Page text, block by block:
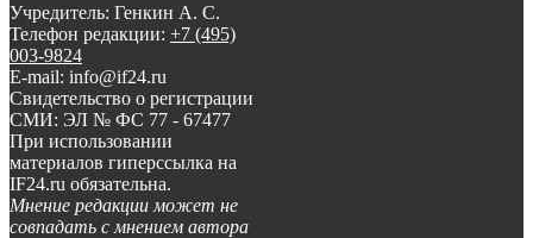
Учредитель: Генкин А. С.
Телефон редакции: +7 (495)
003-9824
E-mail: info@if24.ru
Свидетельство о регистрации
СМИ: ЭЛ № ФС 77 - 67477
При использовании
материалов гиперссылка на
IF24.ru обязательна.
Мнение редакции может не
совпадать с мнением автора